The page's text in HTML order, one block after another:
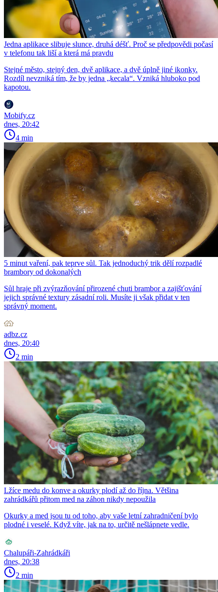
Jedna aplikace slibuje slunce, druhá déšť. Proč se předpovědi počasí
v telefonu tak liší a která má pravdu
Stejné město, stejný den, dvě aplikace, a dvě úplně jiné ikonky.
Rozdíl nevzniká tím, že by jedna „kecala“. Vzniká hluboko pod
kapotou.
Mobify.cz
dnes, 20:42
4 min
5 minut vaření, pak teprve sůl. Tak jednoduchý trik dělí rozpadlé
brambory od dokonalých
Sůl hraje při zvýrazňování přirozené chuti brambor a zajišťování
jejich správné textury zásadní roli. Musíte ji však přidat v ten
správný moment.
adbz.cz
dnes, 20:40
2 min
Lžíce medu do konve a okurky plodí až do října. Většina
zahrádkářů přitom med na záhon nikdy nepoužila
Okurky a med jsou tu od toho, aby vaše letní zahradničení bylo
plodné i veselé. Když víte, jak na to, určitě nešlápnete vedle.
Chalupáři-Zahrádkáři
dnes, 20:38
2 min